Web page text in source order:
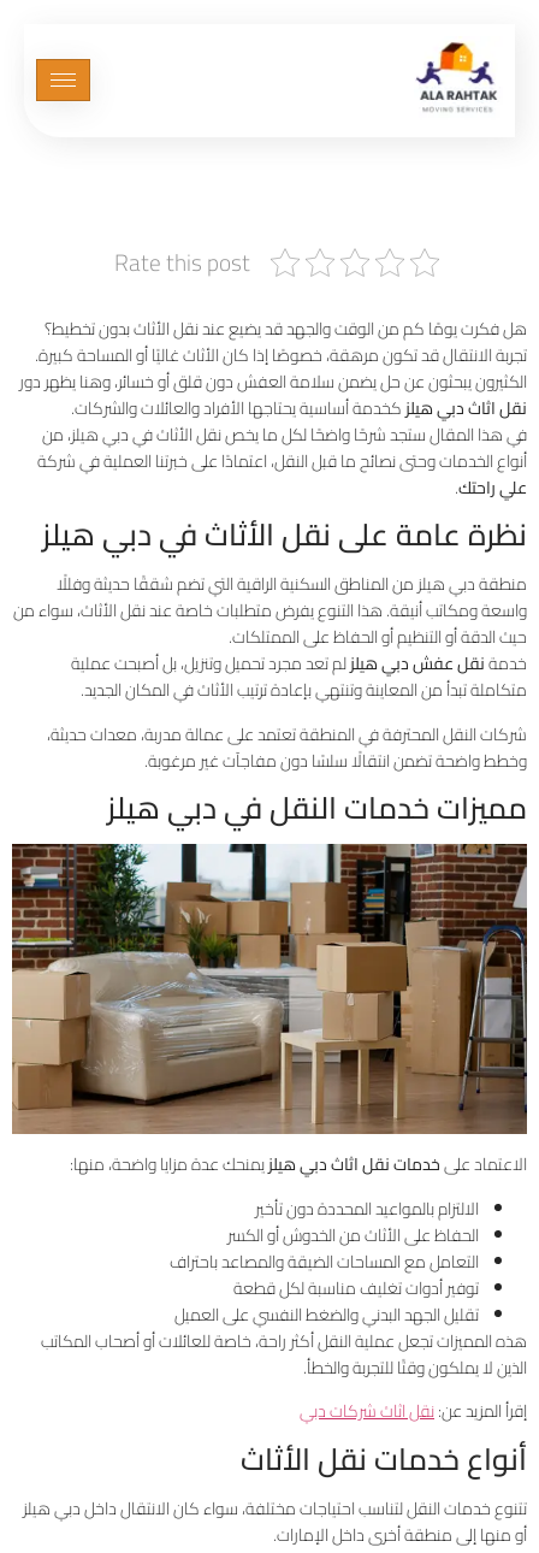
Rate this post
هل فكرت يومًا كم من الوقت والجهد قد يضيع عند نقل الأثاث بدون تخطيط؟
تجربة الانتقال قد تكون مرهقة، خصوصًا إذا كان الأثاث غاليًا أو المساحة كبيرة.
الكثيرون يبحثون عن حل يضمن سلامة العفش دون قلق أو خسائر، وهنا يظهر دور
نقل اثاث دبي هيلزكخدمة أساسية يحتاجها الأفراد والعائلات والشركات.
في هذا المقال ستجد شرحًا واضحًا لكل ما يخص نقل الأثاث في دبي هيلز، من
أنواع الخدمات وحتى نصائح ما قبل النقل، اعتمادًا على خبرتنا العملية في شركة
علي راحتك.
نظرة عامة على نقل الأثاث في دبي هيلز
منطقة دبي هيلز من المناطق السكنية الراقية التي تضم شققًا حديثة وفللًا
واسعة ومكاتب أنيقة. هذا التنوع يفرض متطلبات خاصة عند نقل الأثاث، سواء من
حيث الدقة أو التنظيم أو الحفاظ على الممتلكات.
خدمةنقل عفش دبي هيلزلم تعد مجرد تحميل وتنزيل، بل أصبحت عملية
متكاملة تبدأ من المعاينة وتنتهي بإعادة ترتيب الأثاث في المكان الجديد.
شركات النقل المحترفة في المنطقة تعتمد على عمالة مدربة، معدات حديثة،
وخطط واضحة تضمن انتقالًا سلسًا دون مفاجآت غير مرغوبة.
مميزات خدمات النقل في دبي هيلز
الاعتماد علىخدمات نقل اثاث دبي هيلزيمنحك عدة مزايا واضحة، منها:
الالتزام بالمواعيد المحددة دون تأخير
الحفاظ على الأثاث من الخدوش أو الكسر
التعامل مع المساحات الضيقة والمصاعد باحتراف
توفير أدوات تغليف مناسبة لكل قطعة
تقليل الجهد البدني والضغط النفسي على العميل
هذه المميزات تجعل عملية النقل أكثر راحة، خاصة للعائلات أو أصحاب المكاتب
الذين لا يملكون وقتًا للتجربة والخطأ.
إقرأ المزيد عن:نقل اثاث شركات دبي
أنواع خدمات نقل الأثاث
تتنوع خدمات النقل لتناسب احتياجات مختلفة، سواء كان الانتقال داخل دبي هيلز
أو منها إلى منطقة أخرى داخل الإمارات.